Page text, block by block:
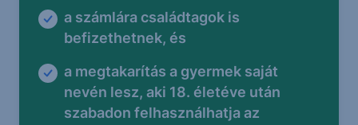
a számlára családtagok is
befizethetnek, és
a megtakarítás a gyermek saját
nevén lesz, aki 18. életéve után
szabadon felhasználhatja az